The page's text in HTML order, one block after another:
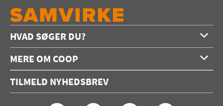
HVAD SØGER DU?
Forside
Opskrifter
Konkurrencer
MERE OM COOP
Annoncering
TILMELD NYHEDSBREV